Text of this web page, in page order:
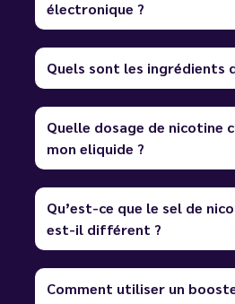
électronique ?
Quels sont les ingrédients
Quelle dosage de nicotine
mon eliquide ?
Qu’est-ce que le sel de
est-il différent ?
Comment utiliser un